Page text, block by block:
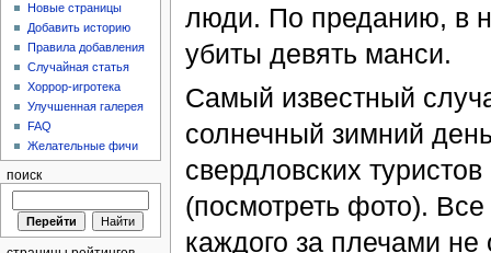
люди. По преданию, в
убиты девять манси.
Самый известный
солнечный зимний
свердловских
(посмотреть фото).
каждого за плечами
Новые страницы
Добавить историю
Правила добавления
Случайная статья
Хоррор-игротека
Улучшенная галерея
FAQ
Желательные фичи
поиск